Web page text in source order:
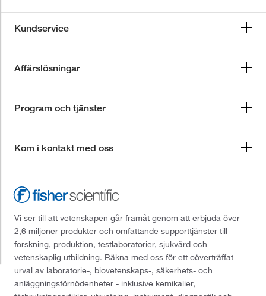
Kundservice
Affärslösningar
Program och tjänster
Kom i kontakt med oss
Vi ser till att vetenskapen går framåt genom att erbjuda över
2,6 miljoner produkter och omfattande supporttjänster till
forskning, produktion, testlaboratorier, sjukvård och
vetenskaplig utbildning. Räkna med oss för ett oöverträffat
urval av laboratorie-, biovetenskaps-, säkerhets- och
anläggningsförnödenheter - inklusive kemikalier,